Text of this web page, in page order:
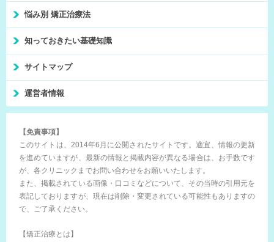
悩み別 矯正治療法
知っておきたい基礎知識
サイトマップ
運営者情報
【免責事項】
このサイトは、2014年6月に公開されたサイトです。適宜、情報の更新
を進めていますが、最新の情報と掲載内容が異なる場合は、お手数です
が、各クリニックまでお問い合わせをお願いいたします。
また、掲載されている画像・口コミなどについて、その当時の引用元を
表記しておりますが、現在は削除・変更されている可能性もありますの
で、ご了承ください。
【矯正治療とは】